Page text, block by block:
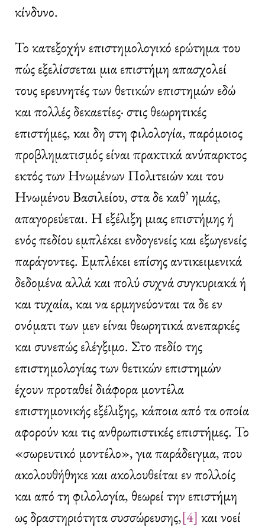
κίνδυνο.
Το κατεξοχήν επιστημολογικό ερώτημα του
πώς εξελίσσεται μια επιστήμη απασχολεί
τους ερευνητές των θετικών επιστημών εδώ
και πολλές δεκαετίες· στις θεωρητικές
επιστήμες, και δη στη φιλολογία, παρόμοιος
προβληματισμός είναι πρακτικά ανύπαρκτος
εκτός των Ηνωμένων Πολιτειών και του
Ηνωμένου Βασιλείου, στα δε καθ’ ημάς,
απαγορεύεται. Η εξέλιξη μιας επιστήμης ή
ενός πεδίου εμπλέκει ενδογενείς και εξωγενείς
παράγοντες. Εμπλέκει επίσης αντικειμενικά
δεδομένα αλλά και πολύ συχνά συγκυριακά ή
και τυχαία, και να ερμηνεύονται τα δε εν
ονόματι των μεν είναι θεωρητικά ανεπαρκές
και συνεπώς ελέγξιμο. Στο πεδίο της
επιστημολογίας των θετικών επιστημών
έχουν προταθεί διάφορα μοντέλα
επιστημονικής εξέλιξης, κάποια από τα οποία
αφορούν και τις ανθρωπιστικές επιστήμες. Το
«σωρευτικό μοντέλο», για παράδειγμα, που
ακολουθήθηκε και ακολουθείται εν πολλοίς
και από τη φιλολογία, θεωρεί την επιστήμη
ως δραστηριότητα συσσώρευσης,[4] και νοεί